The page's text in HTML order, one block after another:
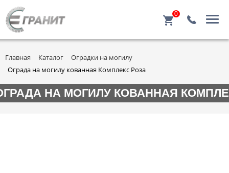
0
Главная Каталог
Оградки на могилу
Ограда на могилу кованная Комплекс Роза
НА МОГИЛУ КОВАННАЯ